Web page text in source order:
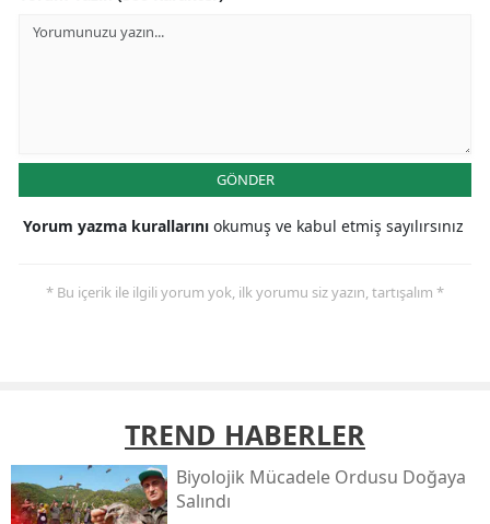
GÖNDER
Yorum yazma kurallarını okumuş ve kabul etmiş sayılırsınız
* Bu içerik ile ilgili yorum yok, ilk yorumu siz yazın, tartışalım *
TREND HABERLER
Biyolojik Mücadele Ordusu Doğaya
Salındı